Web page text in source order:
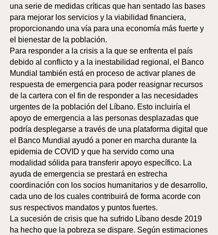
una serie de medidas críticas que han sentado las bases
para mejorar los servicios y la viabilidad financiera,
proporcionando una vía para una economía más fuerte y
el bienestar de la población.
Para responder a la crisis a la que se enfrenta el país
debido al conflicto y a la inestabilidad regional, el Banco
Mundial también está en proceso de activar planes de
respuesta de emergencia para poder reasignar recursos
de la cartera con el fin de responder a las necesidades
urgentes de la población del Líbano. Esto incluiría el
apoyo de emergencia a las personas desplazadas que
podría desplegarse a través de una plataforma digital que
el Banco Mundial ayudó a poner en marcha durante la
epidemia de COVID y que ha servido como una
modalidad sólida para transferir apoyo específico. La
ayuda de emergencia se prestará en estrecha
coordinación con los socios humanitarios y de desarrollo,
cada uno de los cuales contribuirá de forma acorde con
sus respectivos mandatos y puntos fuertes.
La sucesión de crisis que ha sufrido Líbano desde 2019
ha hecho que la pobreza se dispare. Según estimaciones